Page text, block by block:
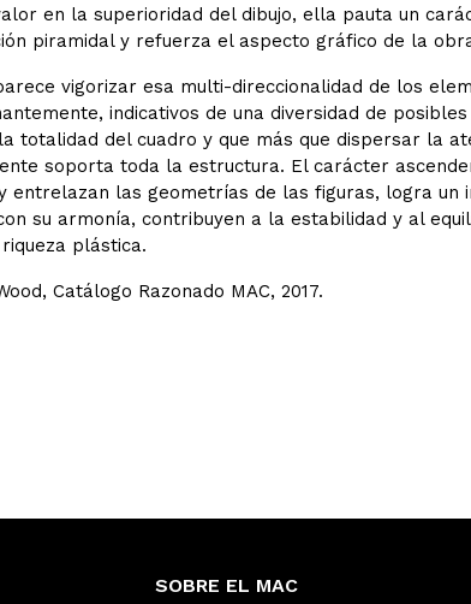
en la superioridad del dibujo, ella pauta un
piramidal y refuerza el aspecto gráfico de la
vigorizar esa multi-direccionalidad de los
indicativos de una diversidad de
totalidad del cuadro y que más que dispersar la
soporta toda la estructura. El carácter
entrelazan las geometrías de las figuras, logra un
su armonía, contribuyen a la estabilidad y al
plástica.
Catálogo Razonado MAC, 2017.
SOBRE EL MAC